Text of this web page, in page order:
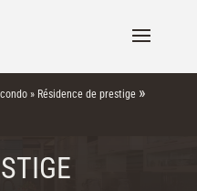
» Résidence de prestige »